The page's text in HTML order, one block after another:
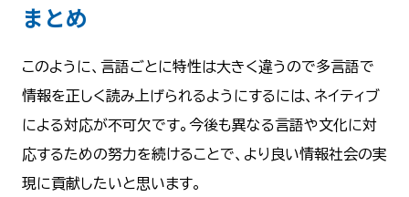
まとめ
このように、言語ごとに特性は大きく違うので多言語で
情報を正しく読み上げられるようにするには、ネイティブ
による対応が不可欠です。今後も異なる言語や文化に対
応するための努力を続けることで、より良い情報社会の実
現に貢献したいと思います。